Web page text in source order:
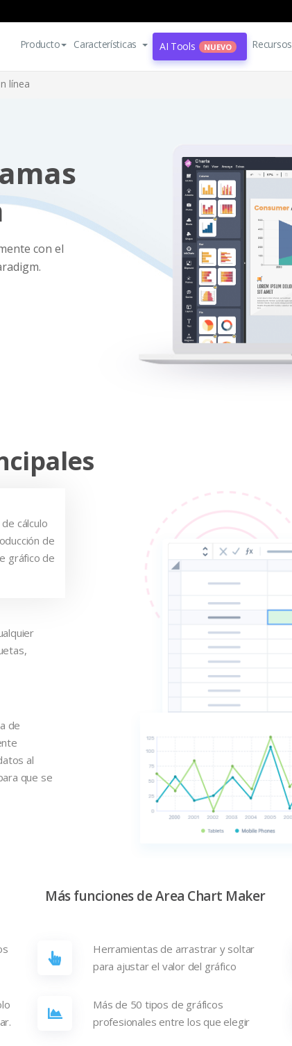
Producto Características AI Tools NUEVO Recursos
línea
con el
cálculo
de
gráfico de
de
al
que se
Más funciones de Area Chart Maker
Herramientas de arrastrar y soltar
para ajustar el valor del gráfico
Más de 50 tipos de gráficos
profesionales entre los que elegir